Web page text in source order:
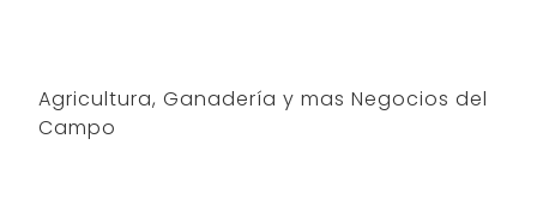
Agricultura, Ganadería y mas Negocios del
Campo